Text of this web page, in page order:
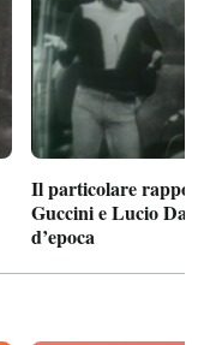
Il particolare
Guccini e Lucio
d’epoca